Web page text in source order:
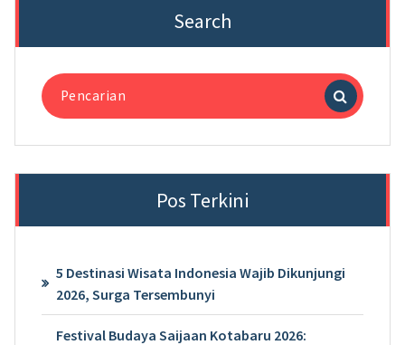
Search
Pencarian
untuk:
Pos Terkini
5 Destinasi Wisata Indonesia Wajib Dikunjungi
2026, Surga Tersembunyi
Festival Budaya Saijaan Kotabaru 2026: